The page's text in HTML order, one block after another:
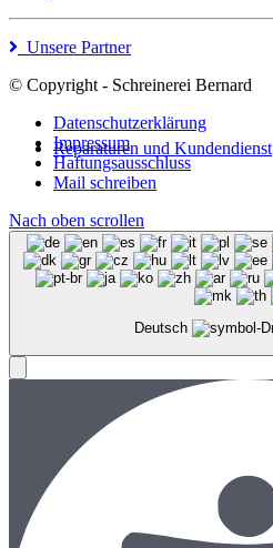
Reparaturen und Kundendienst
Unsere Partner
© Copyright - Schreinerei Bernard
Datenschutzerklärung
Impressum
Haftungsausschluss
Mail schreiben
Nach oben scrollen
Deutsch